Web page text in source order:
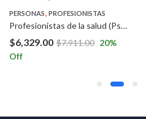
,PROFESIONISTAS
PERSONAS, PROFESIONISTAS
Profesionistas de la salud (Psicólogos y Terapeutas Psicólogicas) a Nivel Nacional.
$6,329.00 $7,911.00 20%
Off